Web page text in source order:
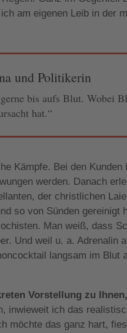
am eigenen Leib in der
und Politikerin
bis aufs Blut. Wobei
hat.“
Kämpfe. Bei den
werden. Danach
der christlichen
so von Sünden gereinigt
Man weiß, dass
Und weil u. a. Adrenalin
langsam im Blut
Vorstellung zu
inwieweit ich das
möchte das ganz hart,